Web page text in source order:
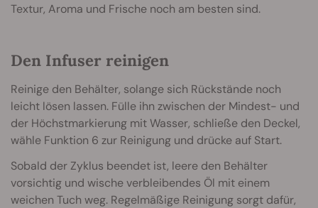
Textur, Aroma und Frische noch am besten sind.
Den Infuser reinigen
Reinige den Behälter, solange sich Rückstände noch
leicht lösen lassen. Fülle ihn zwischen der Mindest- und
der Höchstmarkierung mit Wasser, schließe den Deckel,
wähle Funktion 6 zur Reinigung und drücke auf Start.
Sobald der Zyklus beendet ist, leere den Behälter
vorsichtig und wische verbleibendes Öl mit einem
weichen Tuch weg. Regelmäßige Reinigung sorgt dafür,